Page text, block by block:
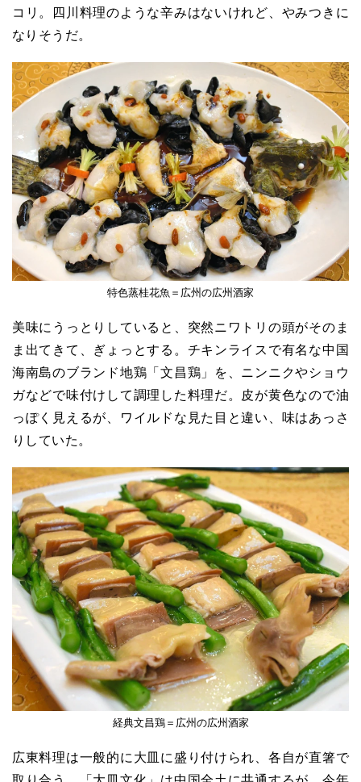
コリ。四川料理のような辛みはないけれど、やみつきに
なりそうだ。
特色蒸桂花魚＝広州の広州酒家
美味にうっとりしていると、突然ニワトリの頭がそのま
ま出てきて、ぎょっとする。チキンライスで有名な中国
海南島のブランド地鶏「文昌鶏」を、ニンニクやショウ
ガなどで味付けして調理した料理だ。皮が黄色なので油
っぽく見えるが、ワイルドな見た目と違い、味はあっさ
りしていた。
経典文昌鶏＝広州の広州酒家
広東料理は一般的に大皿に盛り付けられ、各自が直箸で